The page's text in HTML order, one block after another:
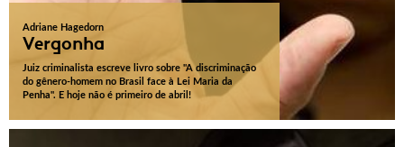
Adriane Hagedorn
Vergonha
Juiz criminalista escreve livro sobre "A discriminação
do gênero-homem no Brasil face à Lei Maria da
Penha". E hoje não é primeiro de abril!